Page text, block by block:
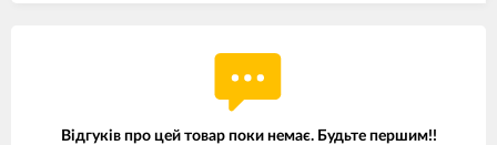
Відгуків про цей товар поки немає. Будьте першим!!